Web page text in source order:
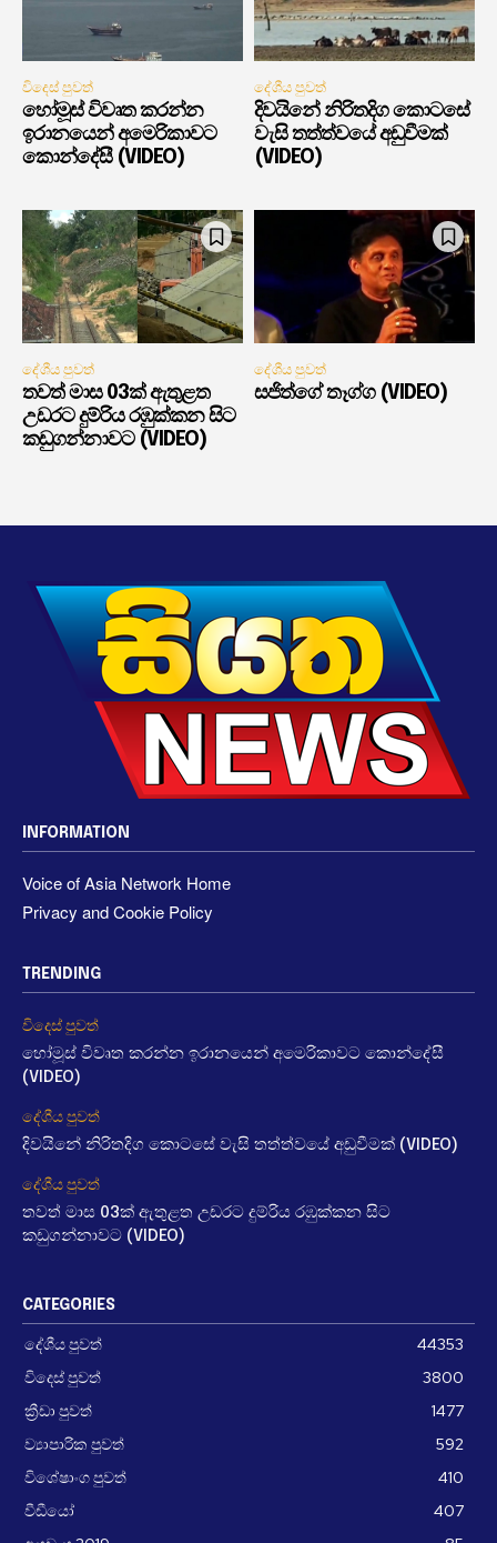
විදෙස් පුවත්
හෝමූස් විවෘත කරන්න
ඉරානයෙන් අමෙරිකාවට
කොන්දේසී (VIDEO)
දේශීය පුවත්
දිවයිනේ නිරිතදිග කොටසේ
වැසි තත්ත්වයේ අඩුවීමක්
(VIDEO)
දේශීය පුවත්
තවත් මාස 03ක් ඇතුළත
උඩරට දුම්රිය රඹුක්කන සිට
කඩුගන්නාවට (VIDEO)
දේශීය පුවත්
සජිත්ගේ තෑග්ග (VIDEO)
INFORMATION
Voice of Asia Network Home
Privacy and Cookie Policy
TRENDING
විදෙස් පුවත්
හෝමූස් විවෘත කරන්න ඉරානයෙන් අමෙරිකාවට කොන්දේසී
(VIDEO)
දේශීය පුවත්
දිවයිනේ නිරිතදිග කොටසේ වැසි තත්ත්වයේ අඩුවීමක් (VIDEO)
දේශීය පුවත්
තවත් මාස 03ක් ඇතුළත උඩරට දුම්රිය රඹුක්කන සිට
කඩුගන්නාවට (VIDEO)
CATEGORIES
දේශීය පුවත්
44353
විදෙස් පුවත්
3800
ක්‍රීඩා පුවත්
1477
ව්‍යාපාරික පුවත්
592
විශේෂාංග පුවත්
410
වීඩීයෝ
407